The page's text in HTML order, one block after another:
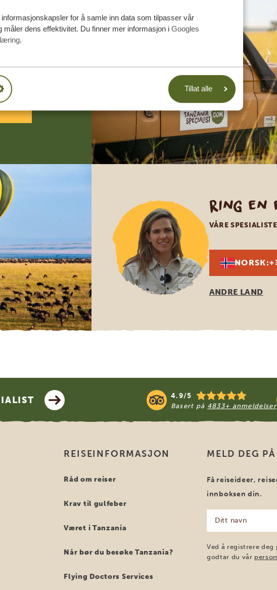
for å samle inn data som tilpasser vår
måler dens effektivitet. Du finner mer informasjon i Googles
.
Tillat alle
reise
Ring en
VÅRE
NORSK:
ANDRE LAND
4.9/5
Basert på 4833+ anmeldelser
REISEINFORMASJON
Råd om reiser
Krav til gulfeber
Været i Tanzania
Når bør du besøke Tanzania?
Flying Doctors Services
MELD DEG
Få reiseideer,
innboksen din.
navn
(Påkrevd)
Ved å registrere
godtar du vår